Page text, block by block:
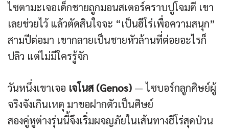
ไซตามะเจอเด็กชายถูกมอนสเตอร์คราบปูโจมตี เขา
เลยช่วยไว้ แล้วตัดสินใจจะ “เป็นฮีโร่เพื่อความสนุก”
สามปีต่อมา เขากลายเป็นชายหัวล้านที่ต่อยอะไรก็
ปลิว แต่ไม่มีใครรู้จัก
วันหนึ่งเขาเจอ เจโนส (Genos) — ไซบอร์กลูกศิษย์ผู้
จริงจังเกินเหตุ มาขอฝากตัวเป็นศิษย์
สองคู่หูต่างรุ่นนี้จึงเริ่มผจญภัยในเส้นทางฮีโร่สุดป่วน